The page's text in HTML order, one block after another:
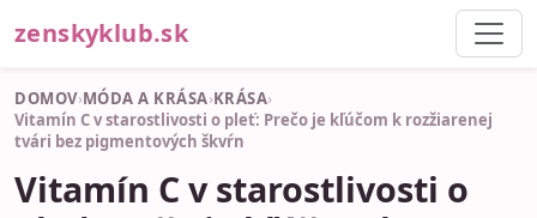
zenskyklub.sk
DOMOV›MÓDA A KRÁSA›KRÁSA›
Vitamín C v starostlivosti o pleť: Prečo je kľúčom k rozžiarenej
tvári bez pigmentových škvŕn
Vitamín C v starostlivosti o